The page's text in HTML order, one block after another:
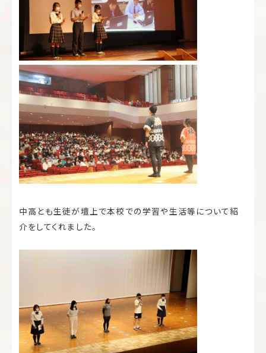
中高とも生徒が壇上で本校での学習や生活等について紹
介をしてくれました。